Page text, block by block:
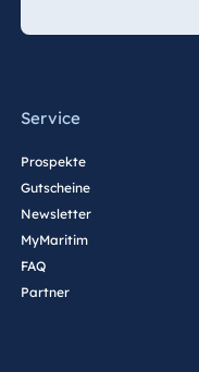
Service
Prospekte
Gutscheine
Newsletter
MyMaritim
FAQ
Partner